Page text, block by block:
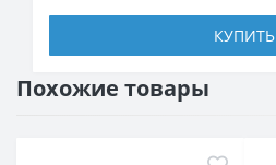
КУПИТЬ
Похожие товары